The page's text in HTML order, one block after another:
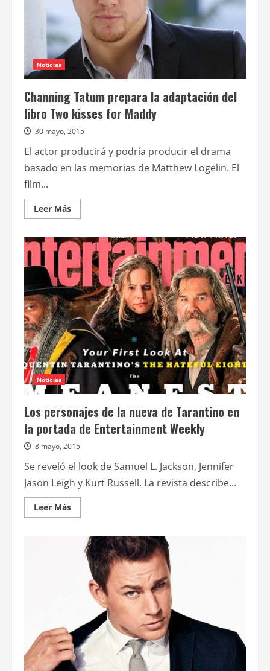
Noticias
Channing Tatum prepara la adaptación del
libro Two kisses for Maddy
30 mayo, 2015
El actor producirá y podría producir el drama
basado en las memorias de Matthew Logelin. El
film...
Leer MásLeer
más
Channing
Tatum
prepara
la
adaptación
del
libro
Two
kisses
for
Maddy
Noticias
Los personajes de la nueva de Tarantino en
la portada de Entertainment Weekly
8 mayo, 2015
Se reveló el look de Samuel L. Jackson, Jennifer
Jason Leigh y Kurt Russell. La revista describe...
Leer MásLeer
más
personajes
nueva
Tarantino
portada
de
Entertainment
Weekly